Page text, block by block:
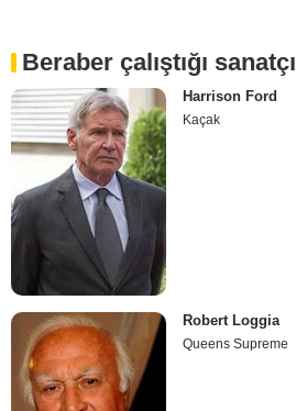
Beraber çalıştığı sanatçı
Harrison Ford
Kaçak
Robert Loggia
Queens Supreme